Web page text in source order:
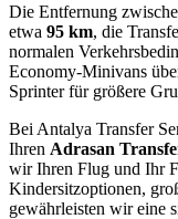
Die Entfernung
etwa 95 km, die
normalen
Economy-Minivans
Sprinter für größere
Bei Antalya Transfer
Ihren Adrasan
wir Ihren Flug und Ihr
Kindersitzoptionen,
gewährleisten wir eine